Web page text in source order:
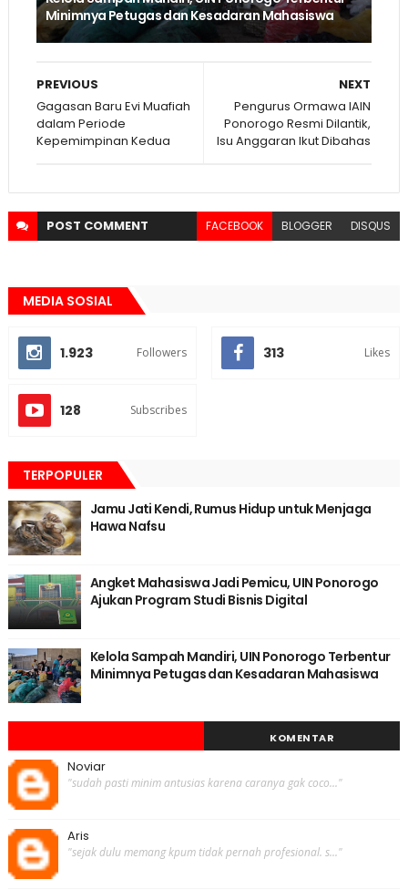
Minimnya Petugas dan Kesadaran Mahasiswa
NEXT
Pengurus Ormawa IAIN
Ponorogo Resmi Dilantik,
Isu Anggaran Ikut Dibahas
PREVIOUS
Gagasan Baru Evi Muafiah
dalam Periode
Kepemimpinan Kedua
POST COMMENT FACEBOOK BLOGGER DISQUS
MEDIA SOSIAL
1.923 Followers 313 Likes
128 Subscribes
TERPOPULER
Jamu Jati Kendi, Rumus Hidup untuk Menjaga
Hawa Nafsu
Angket Mahasiswa Jadi Pemicu, UIN Ponorogo
Ajukan Program Studi Bisnis Digital
Kelola Sampah Mandiri, UIN Ponorogo Terbentur
Minimnya Petugas dan Kesadaran Mahasiswa
KOMENTAR
Noviar
"sudah pasti minim antusias karena caranya gak coco..."
Aris
"sejak dulu memang kpum tidak pernah profesional. s..."